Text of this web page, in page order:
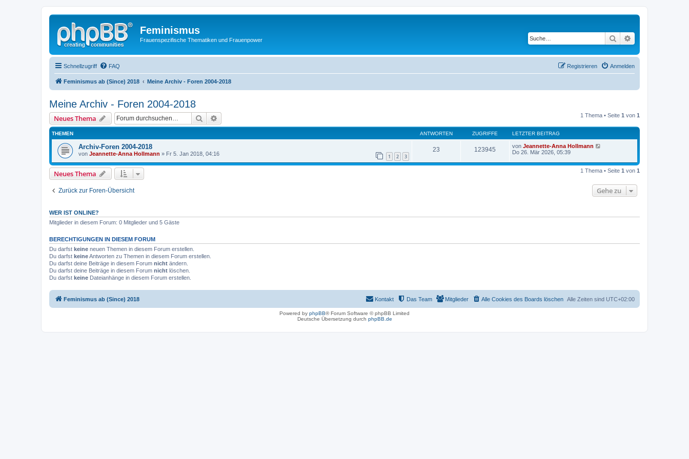
Feminismus
Frauenspezifische Thematiken und Frauenpower Suche
Schnellzugriff FAQ Anmelden
Registrieren
Feminismus ab (Since) 2018 Meine Archiv - Foren 2004-2018
Meine Archiv - Foren 2004-2018
Neues Thema Suche 1 Thema • Seite 1 von 1
THEMEN ANTWORTEN ZUGRIFFE LETZTER BEITRAG
Archiv-Foren 2004-2018
von Jeannette-Anna Hollmann » Fr 5. Jan 2018, 04:16 1 2 3
23 123945 von Jeannette-Anna Hollmann
Do 26. Mär 2026, 05:39
Neues Thema 1 Thema • Seite 1 von 1
Zurück zur Foren-Übersicht Gehe zu
WER IST ONLINE?
Mitglieder in diesem Forum: 0 Mitglieder und 5 Gäste
BERECHTIGUNGEN IN DIESEM FORUM
Du darfst keine neuen Themen in diesem Forum erstellen.
Du darfst keineAntworten zu Themen in diesem Forum erstellen.
Du darfst deine Beiträge in diesem Forum nicht ändern.
Du darfst deine Beiträge in diesem Forum nicht löschen.
Du darfst keine Dateianhänge in diesem Forum erstellen.
Feminismus ab (Since) 2018 Alle Zeiten sind UTC+02:00
Alle Cookies des Boards löschen
Mitglieder
Das Team
Kontakt
Powered by phpBB® Forum Software © phpBB Limited
Deutsche Übersetzung durch phpBB.de